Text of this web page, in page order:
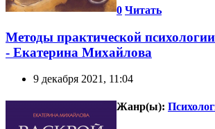
0 Читать
Методы практической
- Екатерина Михайлова
9 декабря 2021, 11:04
Жанр(ы):